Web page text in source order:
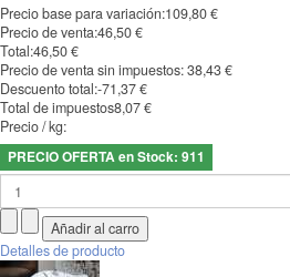
Precio base para variación:109,80 €
Precio de venta:46,50 €
Total:46,50 €
Precio de venta sin impuestos:38,43 €
Descuento total:-71,37 €
Total de impuestos8,07 €
Precio / kg:
PRECIO OFERTA en Stock: 911
Detalles de producto